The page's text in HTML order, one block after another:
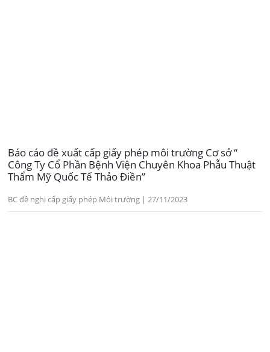
Báo cáo đề xuất cấp giấy phép môi trường Cơ sở “
Công Ty Cổ Phần Bệnh Viện Chuyên Khoa Phẫu Thuật
Thẩm Mỹ Quốc Tế Thảo Điền”
BC đề nghị cấp giấy phép Môi trường | 27/11/2023